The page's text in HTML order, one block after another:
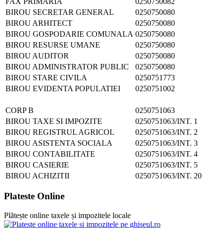
BIROU SECRETAR GENERAL
0250750080
BIROU ARHITECT
0250750080
BIROU GOSPODARIE COMUNALA 0250750080
BIROU RESURSE UMANE
0250750080
BIROU AUDITOR
0250750080
BIROU ADMINISTRATOR PUBLIC
0250750080
BIROU STARE CIVILA
0250751773
BIROU EVIDENTA POPULATIEI
0250751002
CORP B
0250751063
BIROU TAXE SI IMPOZITE
0250751063/INT. 1
BIROU REGISTRUL AGRICOL
0250751063/INT. 2
BIROU ASISTENTA SOCIALA
0250751063/INT. 3
BIROU CONTABILITATE
0250751063/INT. 4
BIROU CASIERIE
0250751063/INT. 5
BIROU ACHIZITII
0250751063/INT. 20
Plateste Online
Plătește online taxele și impozitele locale